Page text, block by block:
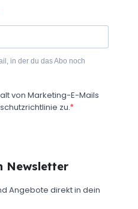
in der du das Abo noch
von Marketing-E-Mails
zu.
Newsletter
Angebote direkt in dein